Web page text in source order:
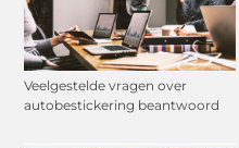
Veelgestelde vragen over
autobestickering beantwoord